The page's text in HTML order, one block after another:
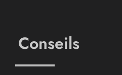
Conseils